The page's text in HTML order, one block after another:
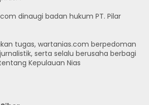
dinaugi badan hukum PT. Pilar
tugas, wartanias.com berpedoman
serta selalu berusaha berbagi
Kepulauan Nias